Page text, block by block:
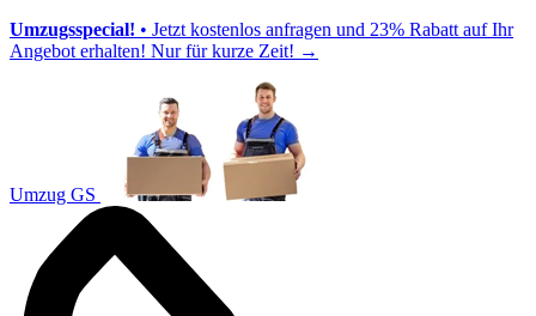
Umzugsspecial! • Jetzt kostenlos anfragen und 23% Rabatt auf Ihr
Angebot erhalten! Nur für kurze Zeit! →
Umzug GS